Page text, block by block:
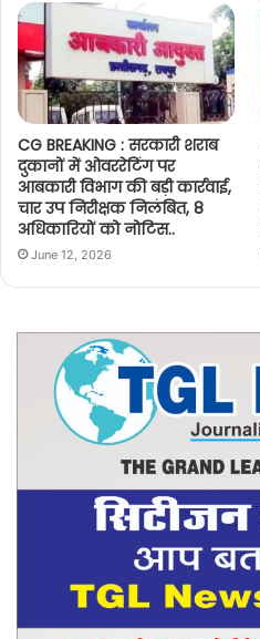
CG BREAKING : सरकारी शराब
दुकानों में ओवररेटिंग पर
आबकारी विभाग की बड़ी कार्रवाई,
चार उप निरीक्षक निलंबित, 8
अधिकारियों को नोटिस..
June 12, 2026